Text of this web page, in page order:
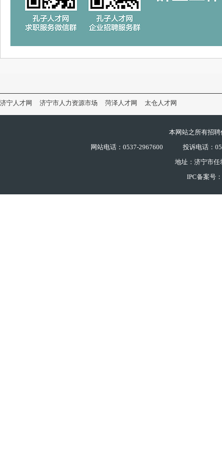
济宁人才网 济宁市人力资源市场 菏泽人才网 太仓人才网
本网站之所有招
网站电话：0537-2967600
投诉电话：
地址：济宁市任
IPC备案号